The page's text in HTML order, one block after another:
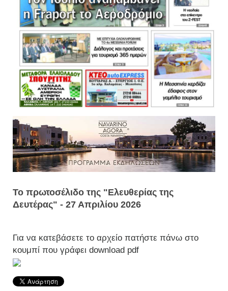
Το πρωτοσέλιδο της "Ελευθερίας της
Δευτέρας" - 27 Απριλίου 2026
Για να κατεβάσετε το αρχείο πατήστε πάνω στο
κουμπί που γράφει download pdf